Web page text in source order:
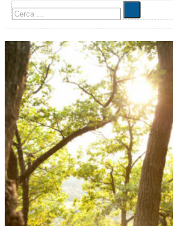
Cerca